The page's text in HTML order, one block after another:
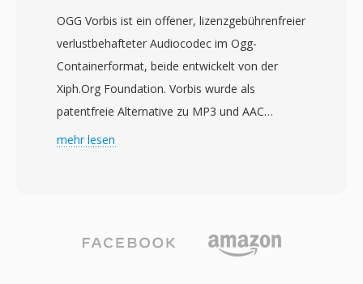
Niedrigbitraten-Sprachcodecs für 14,4-kbps-
Modems, während spätere Iterationen
(RealAudio 10, auf AAC basierend) nahezu CD-
Qualität lieferten. RA-Dateien unterstützen
konstante und variable Bitratenkodierung,
adaptives Multi-Bitraten-Streaming und
Höhepunkt war RealPlayer auf Hunderten
Millionen PCs installiert, und Sender wie die
OGG Vorbis ist ein offener, lizenzgebührenfreier
verlustbehafteter Audiocodec im Ogg-
Containerformat, beide entwickelt von der
Xiph.Org Foundation. Vorbis wurde als
patentfreie Alternative zu MP3 und AAC
konzipiert und nutzt eine modifizierte diskrete
Wahrnehmungsqualität liefert, die MP3
mehr lesen